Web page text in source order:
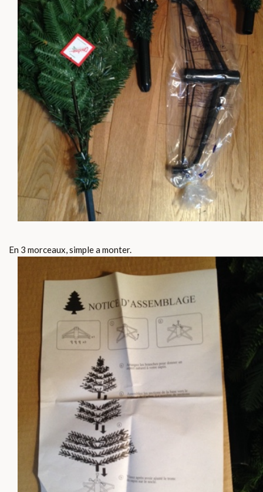
En 3 morceaux, simple a monter.